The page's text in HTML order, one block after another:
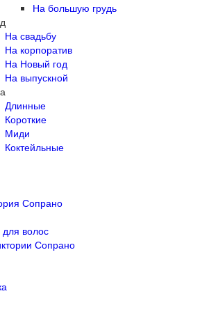
На большую грудь
На свадьбу
На корпоратив
На Новый год
На выпускной
Длинные
Короткие
Миди
Коктейльные
Сопрано
волос
Сопрано